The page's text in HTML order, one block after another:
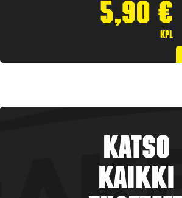
5,90 €
kpl
Katso
kaikki